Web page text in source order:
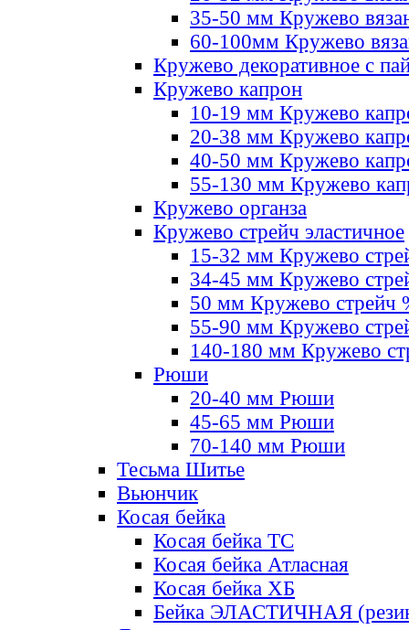
35-50 мм Кружево
60-100мм Кружево
Кружево декоративное с
Кружево капрон
10-19 мм Кружево
20-38 мм Кружево
40-50 мм Кружево
55-130 мм Кружево
Кружево органза
Кружево стрейч эластичное
15-32 мм Кружево
34-45 мм Кружево
50 мм Кружево стрейч
55-90 мм Кружево
140-180 мм Кружево
Рюши
20-40 мм Рюши
45-65 мм Рюши
70-140 мм Рюши
Тесьма Шитье
Вьюнчик
Косая бейка
Косая бейка ТС
Косая бейка Атласная
Косая бейка ХБ
Бейка ЭЛАСТИЧНАЯ